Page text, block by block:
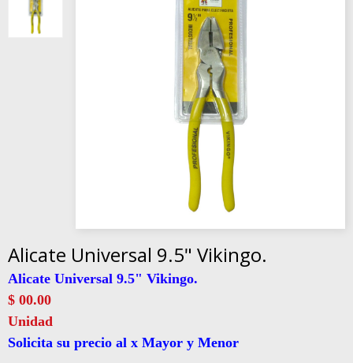
Alicate Universal 9.5" Vikingo.
Alicate Universal 9.5" Vikingo.
$ 00.00
Unidad
Solicita su precio al x Mayor y Menor